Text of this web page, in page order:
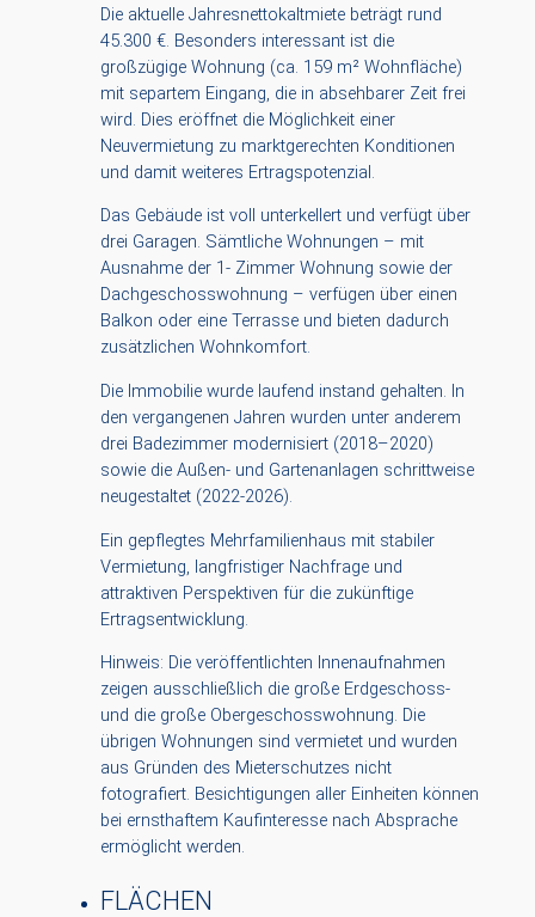
Die aktuelle Jahresnettokaltmiete beträgt rund
45.300 €. Besonders interessant ist die
großzügige Wohnung (ca. 159 m² Wohnfläche)
mit separtem Eingang, die in absehbarer Zeit frei
wird. Dies eröffnet die Möglichkeit einer
Neuvermietung zu marktgerechten Konditionen
und damit weiteres Ertragspotenzial.
Das Gebäude ist voll unterkellert und verfügt über
drei Garagen. Sämtliche Wohnungen – mit
Ausnahme der 1- Zimmer Wohnung sowie der
Dachgeschosswohnung – verfügen über einen
Balkon oder eine Terrasse und bieten dadurch
zusätzlichen Wohnkomfort.
Die Immobilie wurde laufend instand gehalten. In
den vergangenen Jahren wurden unter anderem
drei Badezimmer modernisiert (2018–2020)
sowie die Außen- und Gartenanlagen schrittweise
neugestaltet (2022-2026).
Ein gepflegtes Mehrfamilienhaus mit stabiler
Vermietung, langfristiger Nachfrage und
attraktiven Perspektiven für die zukünftige
Ertragsentwicklung.
Hinweis: Die veröffentlichten Innenaufnahmen
zeigen ausschließlich die große Erdgeschoss-
und die große Obergeschosswohnung. Die
übrigen Wohnungen sind vermietet und wurden
aus Gründen des Mieterschutzes nicht
fotografiert. Besichtigungen aller Einheiten können
bei ernsthaftem Kaufinteresse nach Absprache
ermöglicht werden.
FLÄCHEN